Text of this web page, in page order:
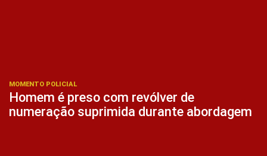
MOMENTO POLICIAL
Homem é preso com revólver de
numeração suprimida durante abordagem